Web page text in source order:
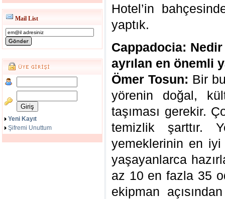
Mail List
Yeni Kayıt
Şifremi Unuttum
Hotel’in
yaptık.
Cappadocia:
ayrılan en önemli
Ömer Tosun: Bir
yörenin doğal,
taşıması gerekir.
temizlik şarttır.
yemeklerinin en iyi
yaşayanlarca
az 10 en fazla 35
ekipman